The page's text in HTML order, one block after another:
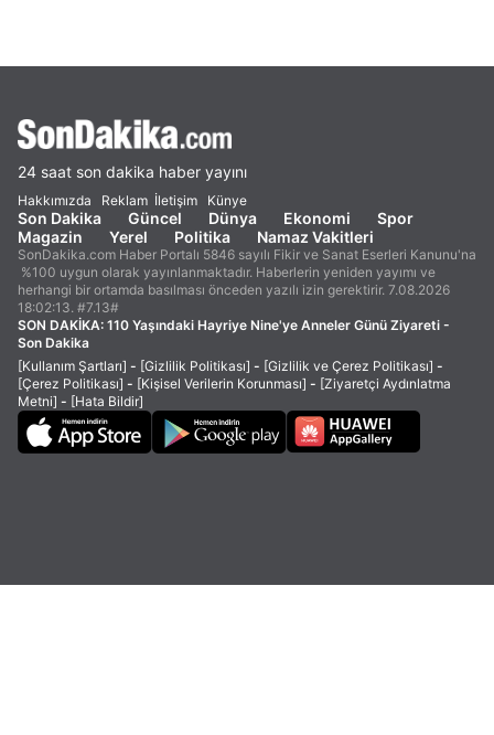
24 saat son dakika haber yayını
Hakkımızda Reklam İletişim Künye
Son Dakika Güncel Dünya Ekonomi
Spor
Magazin
Yerel Politika Namaz Vakitleri
SonDakika.com Haber Portalı 5846 sayılı Fikir ve Sanat Eserleri Kanunu'na
%100 uygun olarak yayınlanmaktadır. Haberlerin yeniden yayımı ve
herhangi bir ortamda basılması önceden yazılı izin gerektirir. 7.08.2026
18:02:13. #7.13#
SON DAKİKA: 110 Yaşındaki Hayriye Nine'ye Anneler Günü Ziyareti -
Son Dakika
[Kullanım Şartları] - [Gizlilik Politikası] - [Gizlilik ve Çerez Politikası] -
[Çerez Politikası] - [Kişisel Verilerin Korunması] - [Ziyaretçi Aydınlatma
Metni] - [Hata Bildir]